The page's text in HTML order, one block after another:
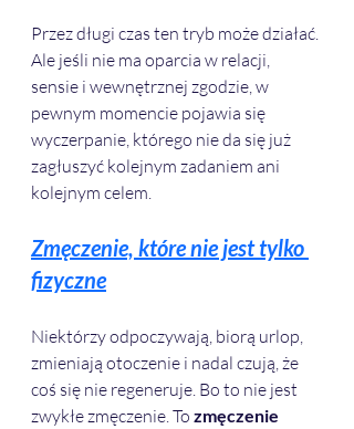
Przez długi czas ten tryb może działać.
Ale jeśli nie ma oparcia w relacji,
sensie i wewnętrznej zgodzie, w
pewnym momencie pojawia się
wyczerpanie, którego nie da się już
zagłuszyć kolejnym zadaniem ani
kolejnym celem.
Zmęczenie, które nie jest tylko
fizyczne
Niektórzy odpoczywają, biorą urlop,
zmieniają otoczenie i nadal czują, że
coś się nie regeneruje. Bo to nie jest
zwykłe zmęczenie. To zmęczenie